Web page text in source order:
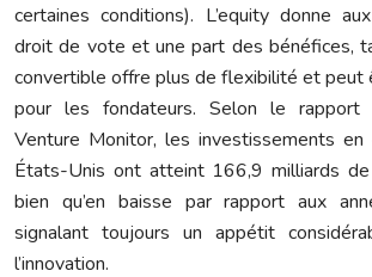
certaines conditions). L’equity donne
droit de vote et une part des bénéfices,
convertible offre plus de flexibilité et peut
pour les fondateurs. Selon le rapport
Venture Monitor, les investissements en
États-Unis ont atteint 166,9 milliards
bien qu’en baisse par rapport aux
signalant toujours un appétit
l’innovation.